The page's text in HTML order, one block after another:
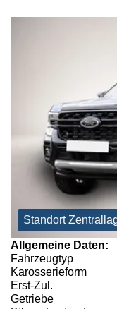
Standort
Allgemeine Daten:
Fahrzeugtyp
Karosserieform
Erst-Zul.
Getriebe